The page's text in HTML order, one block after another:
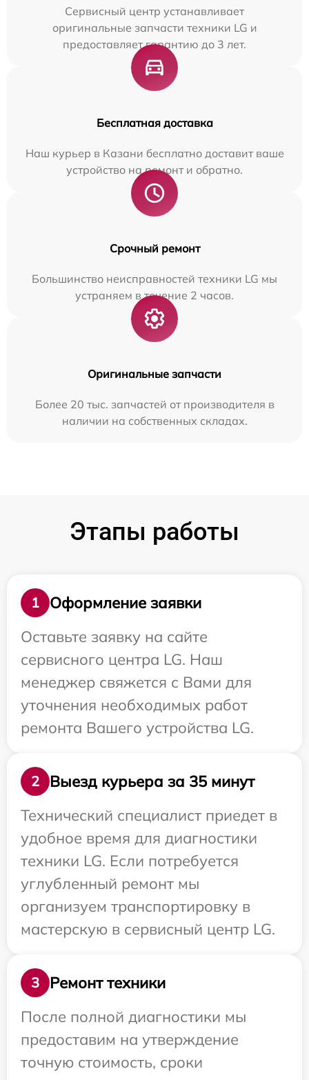
Сервисный центр устанавливает
оригинальные запчасти техники LG и
предоставляет гарантию до 3 лет.
Бесплатная доставка
Наш курьер в Казани бесплатно доставит ваше
устройство на ремонт и обратно.
Срочный ремонт
Большинство неисправностей техники LG мы
устраняем в течение 2 часов.
Оригинальные запчасти
Более 20 тыс. запчастей от производителя в
наличии на собственных складах.
Этапы работы
1
Оформление заявки
Оставьте заявку на сайте
сервисного центра LG. Наш
менеджер свяжется с Вами для
уточнения необходимых работ
ремонта Вашего устройства LG.
2
Выезд курьера за 35 минут
Технический специалист приедет в
удобное время для диагностики
техники LG. Если потребуется
углубленный ремонт мы
организуем транспортировку в
мастерскую в сервисный центр LG.
3
Ремонт техники
После полной диагностики мы
предоставим на утверждение
точную стоимость, сроки